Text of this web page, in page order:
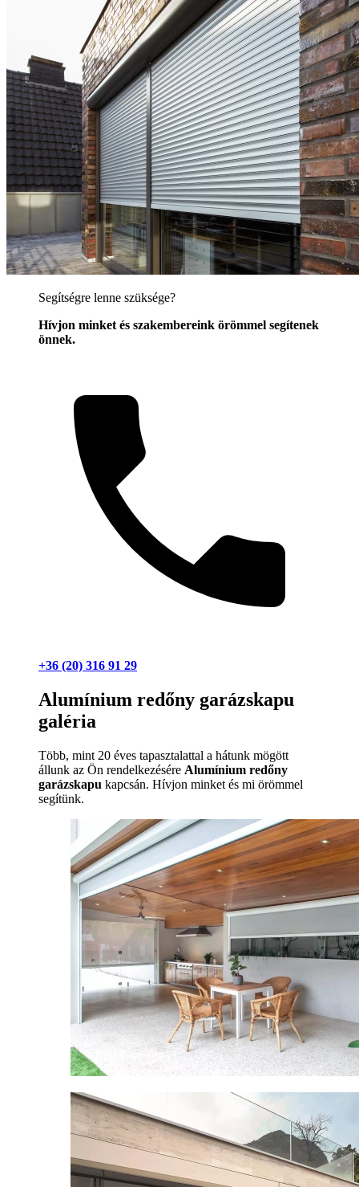
Segítségre lenne szüksége?
Hívjon minket és szakembereink örömmel segítenek
önnek.
+36 (20) 316 91 29
Alumínium redőny garázskapu
galéria
Több, mint 20 éves tapasztalattal a hátunk mögött
állunk az Ön rendelkezésére Alumínium redőny
garázskapu kapcsán. Hívjon minket és mi örömmel
segítünk.